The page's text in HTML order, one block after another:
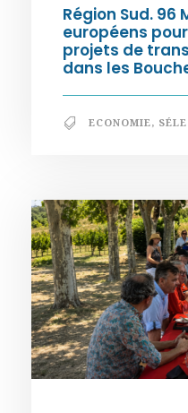
Région Sud. 96
européens
projets de
dans les
ECONOMIE,